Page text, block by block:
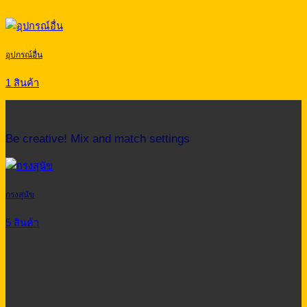
อุปกรณ์อื่น
1 สินค้า
Be creative! Mix and match settings
กรงสุนัข
5 สินค้า